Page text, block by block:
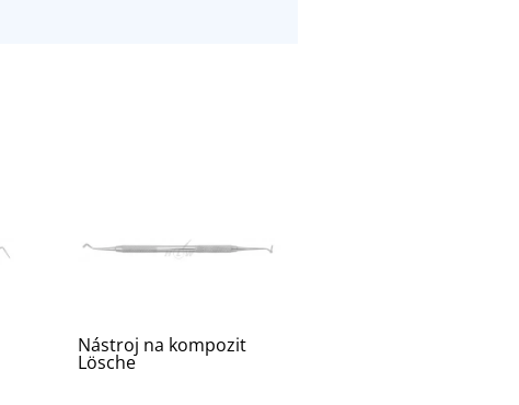
Nástroj na kompozit
Lösche